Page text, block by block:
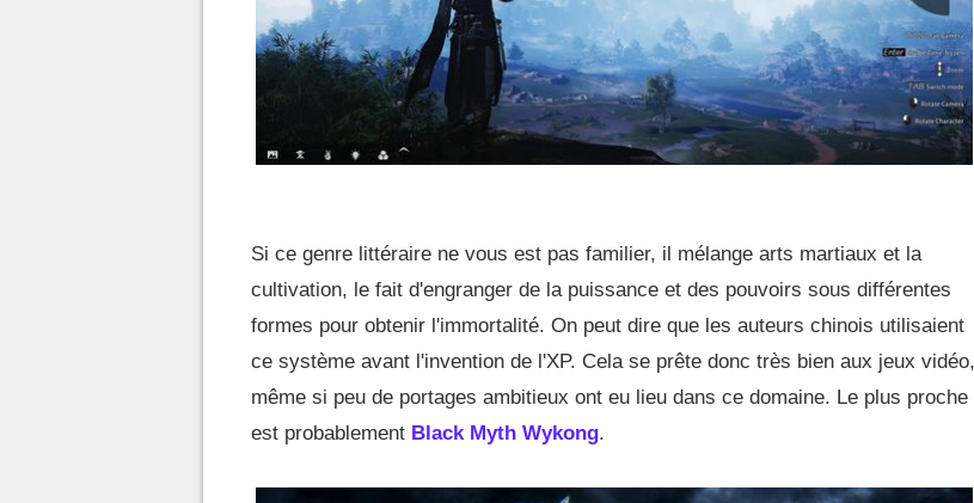
Si ce genre littéraire ne vous est pas familier, il mélange arts martiaux et la
cultivation, le fait d'engranger de la puissance et des pouvoirs sous différentes
formes pour obtenir l'immortalité. On peut dire que les auteurs chinois utilisaient
ce système avant l'invention de l'XP. Cela se prête donc très bien aux jeux vidéo,
même si peu de portages ambitieux ont eu lieu dans ce domaine. Le plus proche
est probablement Black Myth Wykong.